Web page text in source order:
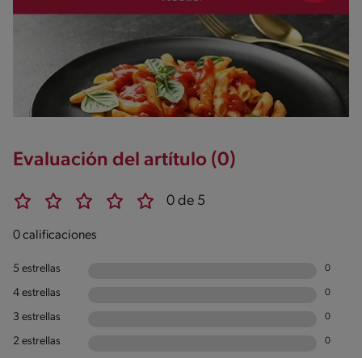
Evaluación del artítulo (0)
0 de 5
0 calificaciones
5 estrellas 0
4 estrellas 0
3 estrellas 0
2 estrellas 0